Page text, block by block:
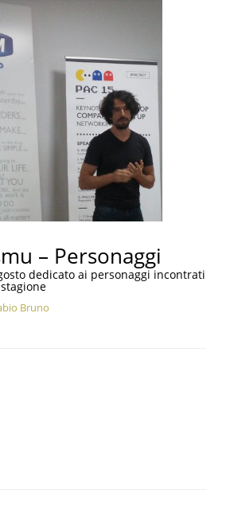
– Personaggi
dedicato ai personaggi incontrati
Bruno